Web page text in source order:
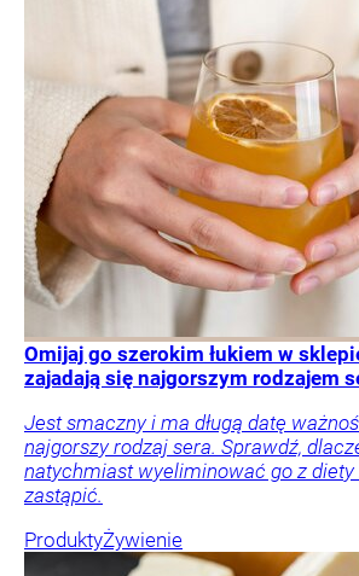
Omijaj go szerokim łukiem w
zajadają się najgorszym rodzajem
Jest smaczny i ma długą datę
najgorszy rodzaj sera. Sprawdź,
natychmiast wyeliminować go z diety
zastąpić.
ProduktyŻywienie